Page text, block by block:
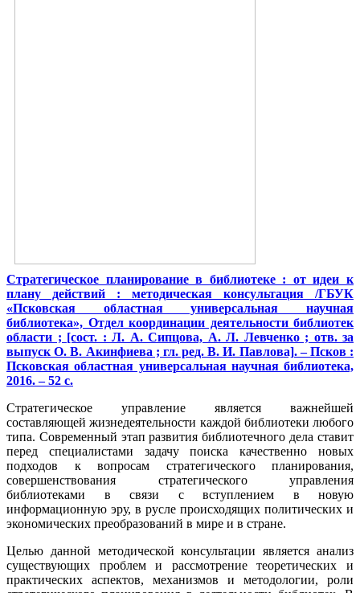
Стратегическое планирование в библиотеке : от идеи к
плану действий : методическая консультация /ГБУК
«Псковская областная универсальная научная
библиотека», Отдел координации деятельности библиотек
области ; [сост. : Л. А. Сипцова, А. Л. Левченко ; отв. за
выпуск О. В. Акинфиева ; гл. ред. В. И. Павлова]. – Псков :
Псковская областная универсальная научная библиотека,
2016. – 52 с.
Стратегическое управление является важнейшей
составляющей жизнедеятельности каждой библиотеки любого
типа. Современный этап развития библиотечного дела ставит
перед специалистами задачу поиска качественно новых
подходов к вопросам стратегического планирования,
совершенствования стратегического управления
библиотеками в связи с вступлением в новую
информационную эру, в русле происходящих политических и
экономических преобразований в мире и в стране.
Целью данной методической консультации является анализ
существующих проблем и рассмотрение теоретических и
практических аспектов, механизмов и методологии, роли